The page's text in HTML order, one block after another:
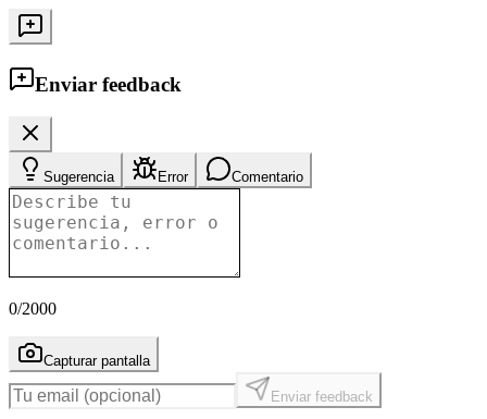
Enviar feedback
Sugerencia Error Comentario
0/2000
Capturar pantalla
Enviar feedback